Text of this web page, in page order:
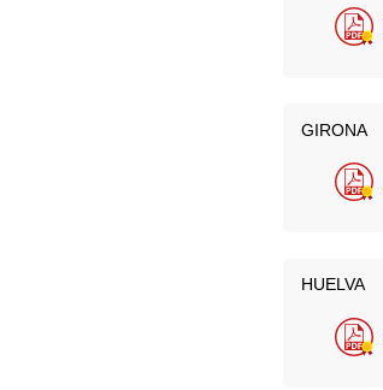
GIRONA
HUELVA